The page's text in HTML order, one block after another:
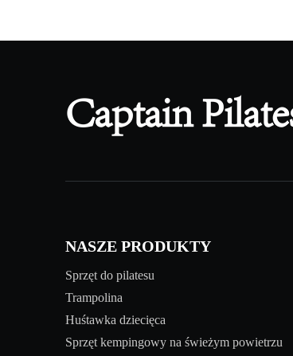
NASZE PRODUKTY
Sprzęt do pilatesu
Trampolina
Huśtawka dziecięca
Sprzęt kempingowy na świeżym powietrzu